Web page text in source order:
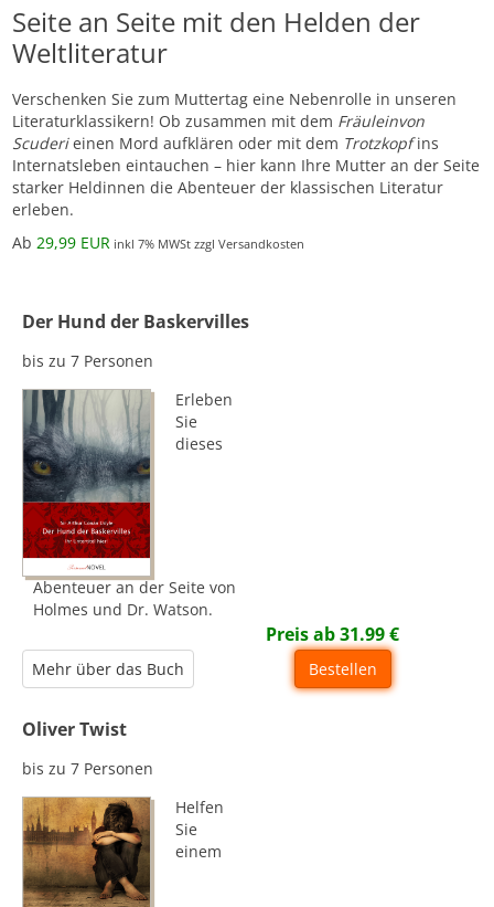
Seite an Seite mit den Helden der
Weltliteratur
Verschenken Sie zum Muttertag eine Nebenrolle in unseren
Literaturklassikern! Ob zusammen mit dem Fräuleinvon
Scuderieinen Mord aufklären oder mit dem Trotzkopfins
Internatsleben eintauchen – hier kann Ihre Mutter an der Seite
starker Heldinnen die Abenteuer der klassischen Literatur
erleben.
Ab29,99 EUR inkl 7% MWSt zzgl Versandkosten
Der Hund der Baskervilles
bis zu 7 Personen
Erleben
Sie
dieses
Abenteuer an der Seite von
Holmes und Dr. Watson.
Preis ab31.99€
Mehr über das Buch Bestellen
Oliver Twist
bis zu 7 Personen
Helfen
Sie
einem